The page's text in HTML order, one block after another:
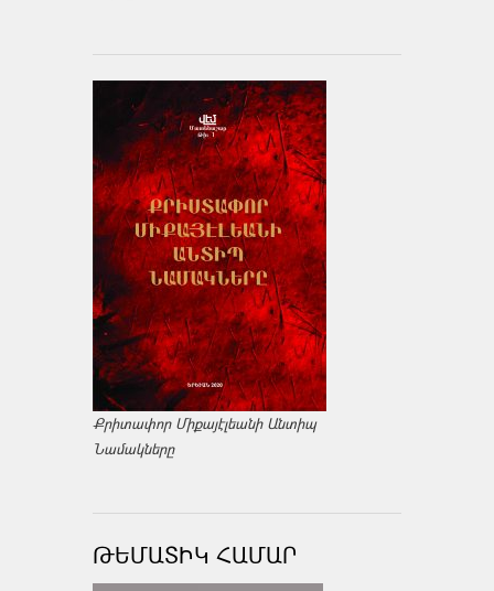
Քրիտափոր Միքայէլեանի Անտիպ
Նամակները
ԹԵՄԱՏԻԿ ՀԱՄԱՐ